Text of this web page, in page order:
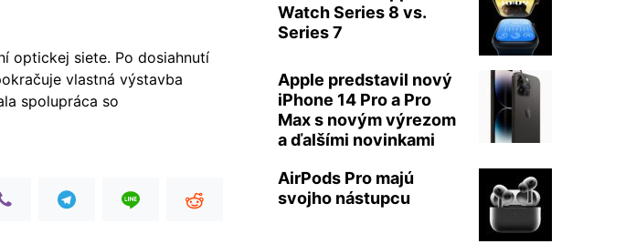
optickej siete. Po dosiahnutí
vlastná výstavba
spolupráca so
Watch Series 8 vs.
Series 7
Apple predstavil nový
iPhone 14 Pro a Pro
Max s novým výrezom
a ďalšími novinkami
AirPods Pro majú
svojho nástupcu